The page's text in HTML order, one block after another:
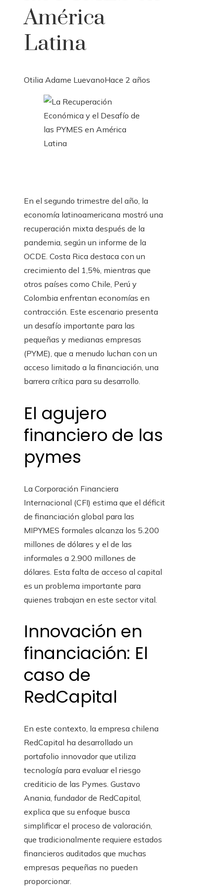
América
Latina
Otilia Adame LuevanoHace 2 años
En el segundo trimestre del año, la
economía latinoamericana mostró una
recuperación mixta después de la
pandemia, según un informe de la
OCDE. Costa Rica destaca con un
crecimiento del 1,5%, mientras que
otros países como Chile, Perú y
Colombia enfrentan economías en
contracción. Este escenario presenta
un desafío importante para las
pequeñas y medianas empresas
(PYME), que a menudo luchan con un
acceso limitado a la financiación, una
barrera crítica para su desarrollo.
El agujero
financiero de las
pymes
La Corporación Financiera
Internacional (CFI) estima que el déficit
de financiación global para las
MIPYMES formales alcanza los 5.200
millones de dólares y el de las
informales a 2.900 millones de
dólares. Esta falta de acceso al capital
es un problema importante para
quienes trabajan en este sector vital.
Innovación en
financiación: El
caso de
RedCapital
En este contexto, la empresa chilena
RedCapital ha desarrollado un
portafolio innovador que utiliza
tecnología para evaluar el riesgo
crediticio de las Pymes. Gustavo
Anania, fundador de RedCapital,
explica que su enfoque busca
simplificar el proceso de valoración,
que tradicionalmente requiere estados
financieros auditados que muchas
empresas pequeñas no pueden
proporcionar.